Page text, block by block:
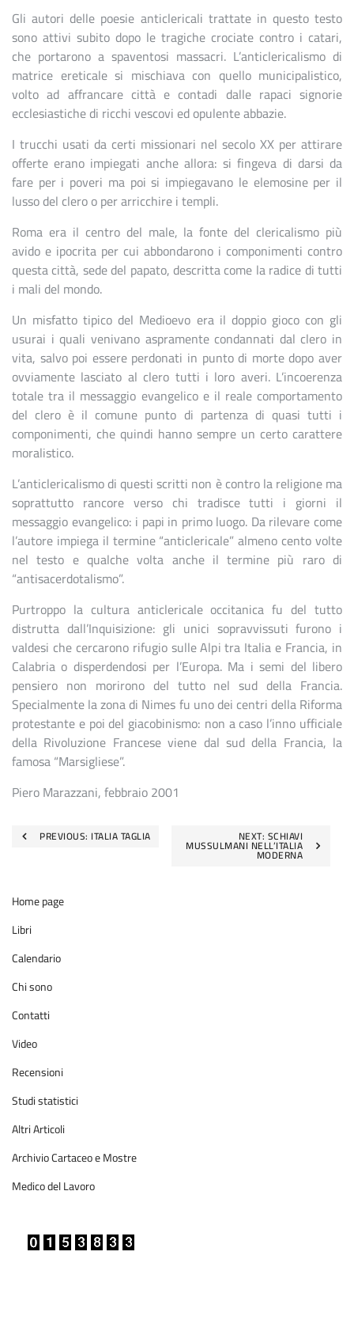
Gli autori delle poesie anticlericali trattate in questo testo
sono attivi subito dopo le tragiche crociate contro i catari,
che portarono a spaventosi massacri. L’anticlericalismo di
matrice ereticale si mischiava con quello municipalistico,
volto ad affrancare città e contadi dalle rapaci signorie
ecclesiastiche di ricchi vescovi ed opulente abbazie.
I trucchi usati da certi missionari nel secolo XX per attirare
offerte erano impiegati anche allora: si fingeva di darsi da
fare per i poveri ma poi si impiegavano le elemosine per il
lusso del clero o per arricchire i templi.
Roma era il centro del male, la fonte del clericalismo più
avido e ipocrita per cui abbondarono i componimenti contro
questa città, sede del papato, descritta come la radice di tutti
i mali del mondo.
Un misfatto tipico del Medioevo era il doppio gioco con gli
usurai i quali venivano aspramente condannati dal clero in
vita, salvo poi essere perdonati in punto di morte dopo aver
ovviamente lasciato al clero tutti i loro averi. L’incoerenza
totale tra il messaggio evangelico e il reale comportamento
del clero è il comune punto di partenza di quasi tutti i
componimenti, che quindi hanno sempre un certo carattere
moralistico.
L’anticlericalismo di questi scritti non è contro la religione ma
soprattutto rancore verso chi tradisce tutti i giorni il
messaggio evangelico: i papi in primo luogo. Da rilevare come
l’autore impiega il termine “anticlericale” almeno cento volte
nel testo e qualche volta anche il termine più raro di
“antisacerdotalismo”.
Purtroppo la cultura anticlericale occitanica fu del tutto
distrutta dall’Inquisizione: gli unici sopravvissuti furono i
valdesi che cercarono rifugio sulle Alpi tra Italia e Francia, in
Calabria o disperdendosi per l’Europa. Ma i semi del libero
pensiero non morirono del tutto nel sud della Francia.
Specialmente la zona di Nimes fu uno dei centri della Riforma
protestante e poi del giacobinismo: non a caso l’inno ufficiale
della Rivoluzione Francese viene dal sud della Francia, la
famosa “Marsigliese”.
Piero Marazzani, febbraio 2001
Navigazione
PREVIOUS: ITALIA TAGLIA NEXT: SCHIAVI
MUSSULMANI NELL’ITALIA
MODERNA
Home page
Libri
Calendario
Chi sono
Contatti
Video
Recensioni
Studi statistici
Altri Articoli
Archivio Cartaceo e Mostre
Medico del Lavoro